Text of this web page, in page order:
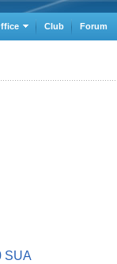
Club Forum
SUA